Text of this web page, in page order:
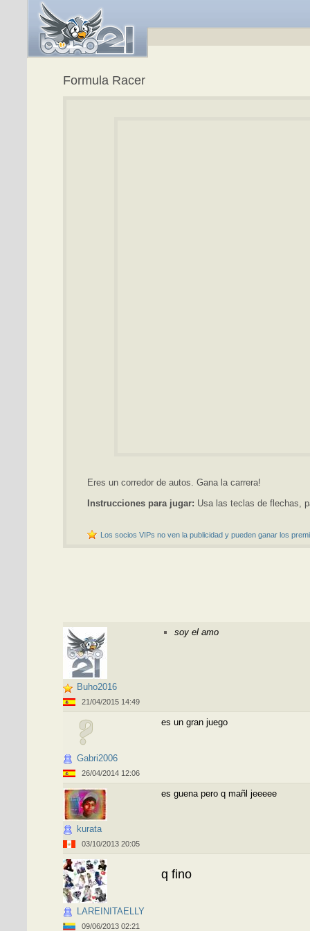
Formula Racer
Eres un corredor de autos. Gana la carrera!
Instrucciones para jugar: Usa las teclas de flechas,
Los socios VIPs no ven la publicidad y pueden ganar los
Buho2016
21/04/2015 14:49
soy el amo
Gabri2006
26/04/2014 12:06
es un gran juego
kurata
03/10/2013 20:05
es guena pero q mañl jeeeee
LAREINITAELLY
09/06/2013 02:21
q fino